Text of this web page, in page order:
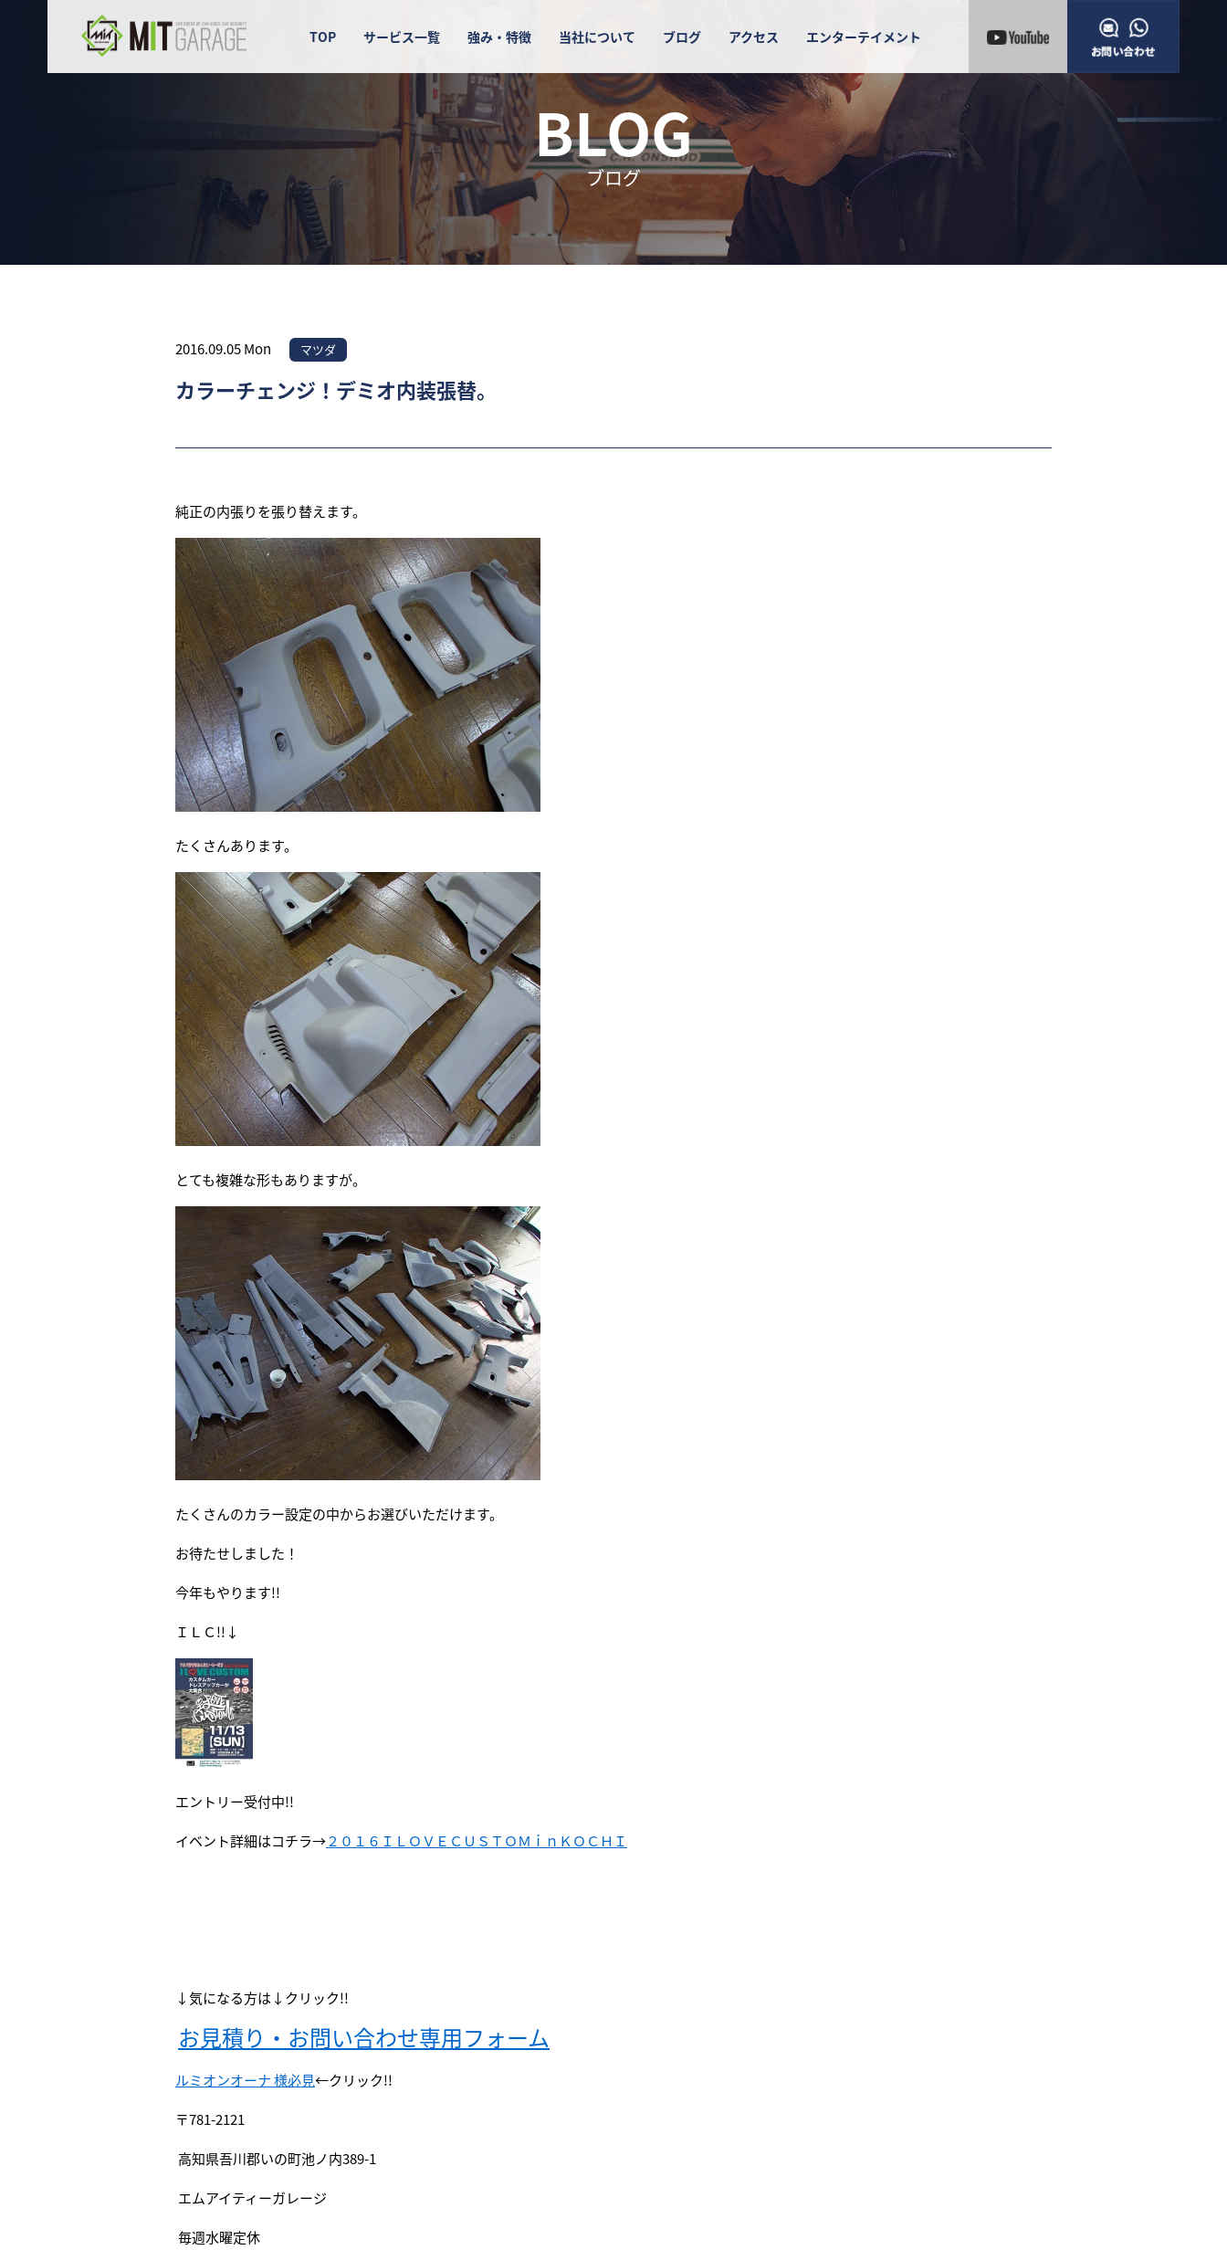
TOP サービス一覧 強み・特徴 当社について ブログ アクセス エンターテイメント
BLOG
ブログ
2016.09.05 Mon マツダ
カラーチェンジ！デミオ内装張替。
純正の内張りを張り替えます。
たくさんあります。
とても複雑な形もありますが。
たくさんのカラー設定の中からお選びいただけます。
お待たせしました！
今年もやります!!
ＩＬＣ!!↓
エントリー受付中!!
イベント詳細はコチラ→２０１６ＩＬＯＶＥＣＵＳＴＯＭｉｎＫＯＣＨＩ
↓気になる方は↓クリック!!
お見積り・お問い合わせ専用フォーム
ルミオンオーナ 様必見←クリック!!
〒781-2121
高知県吾川郡いの町池ノ内389-1
エムアイティーガレージ
毎週水曜定休